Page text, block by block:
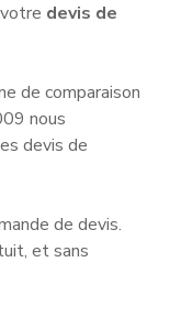
devis de
de comparaison
nous
devis de
de devis.
et sans